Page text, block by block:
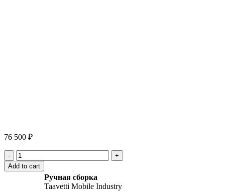
76 500 ₽
Vertu
Signature
S
Add to cart
Ручная сборка
Taavetti Mobile Industry